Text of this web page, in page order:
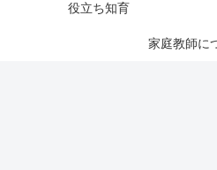
役立ち知育
家庭教師に